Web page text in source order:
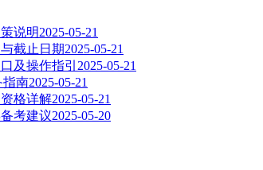
说明2025-05-21
截止日期2025-05-21
及操作指引 2025-05-21
指南2025-05-21
格详解2025-05-21
考建议2025-05-20